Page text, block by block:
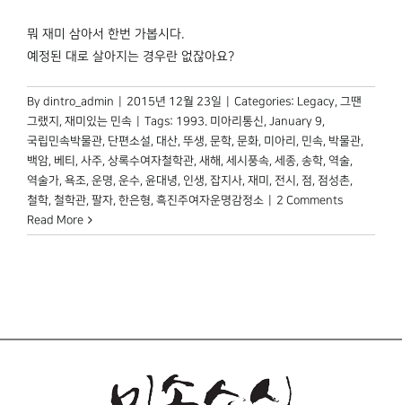
뭐 재미 삼아서 한번 가봅시다.
예정된 대로 살아지는 경우란 없잖아요?
By dintro_admin 2015년 12월 23일 Categories: Legacy, 그땐
그랬지 , 재미있는 민속 Tags: 1993. 미아리통신, January 9,
국립민속박물관, 단편소설, 대산, 뚜생, 문학, 문화, 미아리 , 민속, 박물관,
백암, 베티 , 사주, 상록수여자철학관, 새해 , 세시풍속, 세종, 송학, 역술,
역술가, 욕조, 운명, 운수, 윤대녕, 인생, 잡지사, 재미 , 전시 , 점, 점성촌,
철학, 철학관, 팔자, 한은형, 흑진주여자운명감정소
2 Comments
Read More